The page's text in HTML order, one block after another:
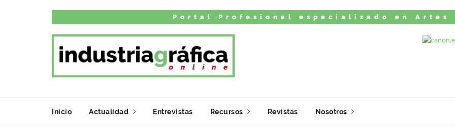
Portal Profesional especializado en Artes
Inicio Actualidad Entrevistas Recursos Revistas Nosotros